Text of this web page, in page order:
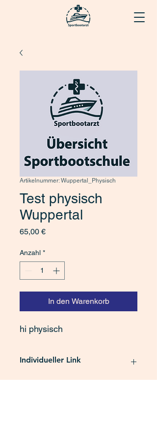
Artikelnummer: Wuppertal_Physisch
Test physisch
Wuppertal
65,00 €Preis
Anzahl *
In den Warenkorb
hi physisch
Individueller Link